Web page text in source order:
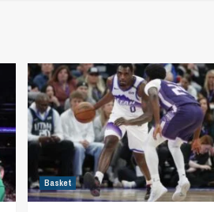
Basket